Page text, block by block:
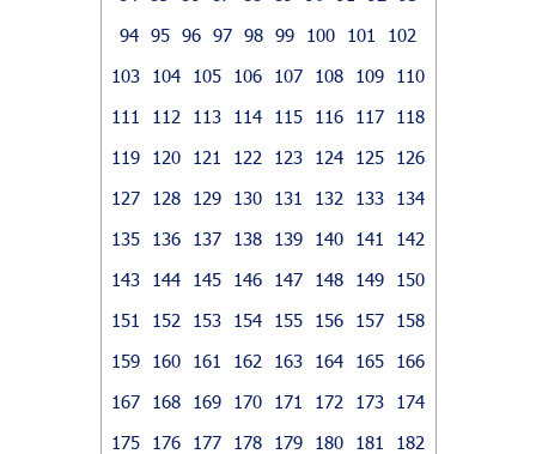
94 95 96 97 98 99 100 101
102
103
104 105 106 107 108 109
110
111
112 113 114 115 116 117
118
119
120 121 122 123 124 125
126
127
128 129 130 131 132 133
134
135
136 137 138 139 140 141
142
143
144 145 146 147 148 149
150
151
152 153 154 155 156 157
158
159
160 161 162 163 164 165
166
167
168 169 170 171 172 173
174
175
176 177 178 179 180 181
182